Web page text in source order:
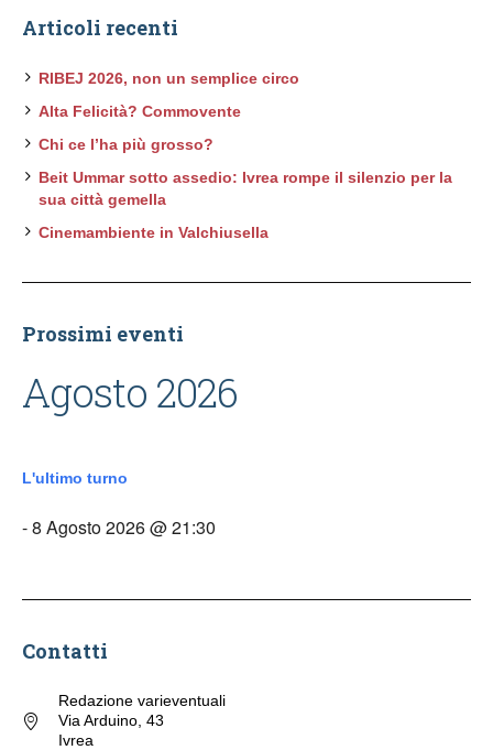
Articoli recenti
RIBEJ 2026, non un semplice circo
Alta Felicità? Commovente
Chi ce l’ha più grosso?
Beit Ummar sotto assedio: Ivrea rompe il silenzio per la
sua città gemella
Cinemambiente in Valchiusella
Prossimi eventi
Agosto 2026
L'ultimo turno
- 8 Agosto 2026 @ 21:30
Contatti
Redazione varieventuali
Via Arduino, 43
Ivrea